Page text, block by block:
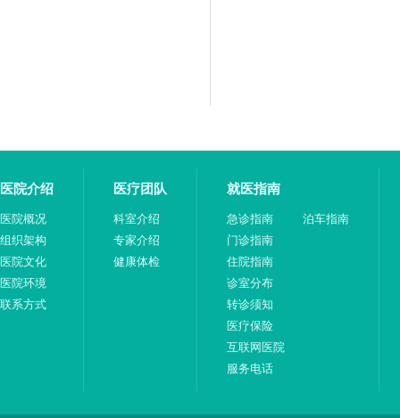
医院介绍
医院概况
组织架构
医院文化
医院环境
联系方式
医疗团队
科室介绍
专家介绍
健康体检
就医指南
急诊指南
门诊指南
住院指南
诊室分布
转诊须知
医疗保险
互联网医院
服务电话
泊车指南